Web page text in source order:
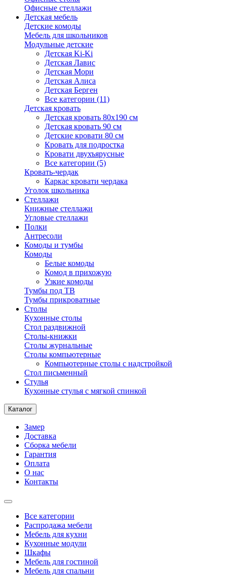
Офисные стеллажи
Детская мебель
Детские комоды
Мебель для школьников
Модульные детские
Детская Ki-Ki
Детская Лавис
Детская Мори
Детская Алиса
Детская Берген
Все категории (11)
Детская кровать
Детская кровать 80х190 см
Детская кровать 90 см
Детские кровати 80 см
Кровать для подростка
Кровати двухъярусные
Все категории (5)
Кровать-чердак
Каркас кровати чердака
Уголок школьника
Стеллажи
Книжные стеллажи
Угловые стеллажи
Полки
Антресоли
Комоды и тумбы
Комоды
Белые комоды
Комод в прихожую
Узкие комоды
Тумбы под ТВ
Тумбы прикроватные
Столы
Кухонные столы
Стол раздвижной
Столы-книжки
Столы журнальные
Столы компьютерные
Компьютерные столы с надстройкой
Стол письменный
Стулья
Кухонные стулья с мягкой спинкой
Каталог
Замер
Доставка
Сборка мебели
Гарантия
Оплата
О нас
Контакты
Все категории
Распродажа мебели
Мебель для кухни
Кухонные модули
Шкафы
Мебель для гостиной
Мебель для спальни